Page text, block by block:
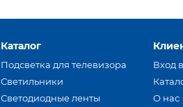
Каталог
Подсветка для телевизора
Светильники
Светодиодные ленты
Вход
О нас